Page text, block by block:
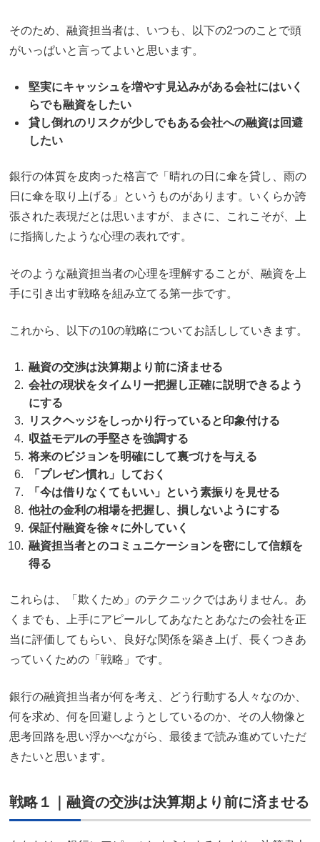
そのため、融資担当者は、いつも、以下の2つのことで頭
がいっぱいと言ってよいと思います。
堅実にキャッシュを増やす見込みがある会社にはいく
らでも融資をしたい
貸し倒れのリスクが少しでもある会社への融資は回避
したい
銀行の体質を皮肉った格言で「晴れの日に傘を貸し、雨の
日に傘を取り上げる」というものがあります。いくらか誇
張された表現だとは思いますが、まさに、これこそが、上
に指摘したような心理の表れです。
そのような融資担当者の心理を理解することが、融資を上
手に引き出す戦略を組み立てる第一歩です。
これから、以下の10の戦略についてお話ししていきます。
融資の交渉は決算期より前に済ませる
会社の現状をタイムリー把握し正確に説明できるよう
にする
リスクヘッジをしっかり行っていると印象付ける
収益モデルの手堅さを強調する
将来のビジョンを明確にして裏づけを与える
「プレゼン慣れ」しておく
「今は借りなくてもいい」という素振りを見せる
他社の金利の相場を把握し、損しないようにする
保証付融資を徐々に外していく
融資担当者とのコミュニケーションを密にして信頼を
得る
これらは、「欺くため」のテクニックではありません。あ
くまでも、上手にアピールしてあなたとあなたの会社を正
当に評価してもらい、良好な関係を築き上げ、長くつきあ
っていくための「戦略」です。
銀行の融資担当者が何を考え、どう行動する人々なのか、
何を求め、何を回避しようとしているのか、その人物像と
思考回路を思い浮かべながら、最後まで読み進めていただ
きたいと思います。
戦略１｜融資の交渉は決算期より前に済ませる